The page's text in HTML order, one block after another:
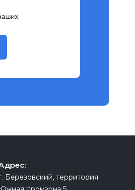
Березовский, территория